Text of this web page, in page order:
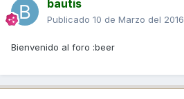
bautis
Publicado 10 de Marzo del 2016
Bienvenido al foro :beer